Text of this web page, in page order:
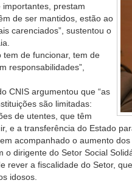
prestam
de ser mantidos, estão ao
carenciados”, sustentou o
tem de funcionar, tem de
responsabilidades”,
CNIS argumentou que “as
são limitadas:
de utentes, que têm
e a transferência do Estado
acompanhado o aumento dos
o dirigente do Setor Social
rever a fiscalidade do Setor,
idosos.